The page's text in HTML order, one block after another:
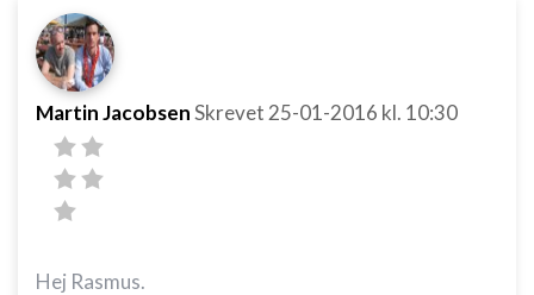
Martin JacobsenSkrevet 25-01-2016 kl. 10:30
Hej Rasmus.